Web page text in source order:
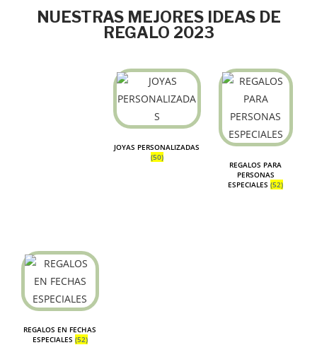
NUESTRAS MEJORES IDEAS DE
REGALO 2023
JOYAS PERSONALIZADAS
(50)
REGALOS PARA
PERSONAS
ESPECIALES(52)
REGALOS EN FECHAS
ESPECIALES (52)